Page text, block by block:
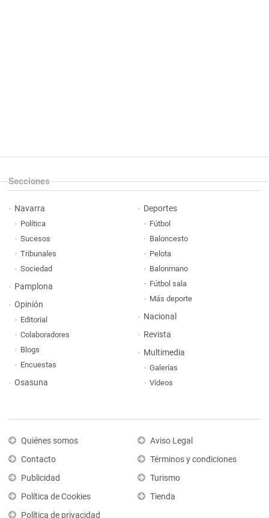
Secciones
Navarra
Política
Sucesos
Tribunales
Sociedad
Pamplona
Opinión
Editorial
Colaboradores
Blogs
Encuestas
Osasuna
Deportes
Fútbol
Baloncesto
Pelota
Balonmano
Fútbol sala
Más deporte
Nacional
Revista
Multimedia
Galerías
Vídeos
Quiénes somos
Contacto
Publicidad
Política de Cookies
Política de privacidad
Aviso Legal
Términos y condiciones
Turismo
Tienda